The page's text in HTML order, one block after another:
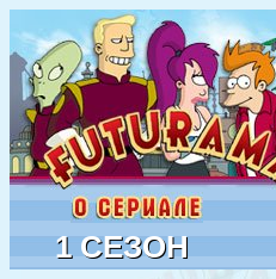
1 СЕЗОН